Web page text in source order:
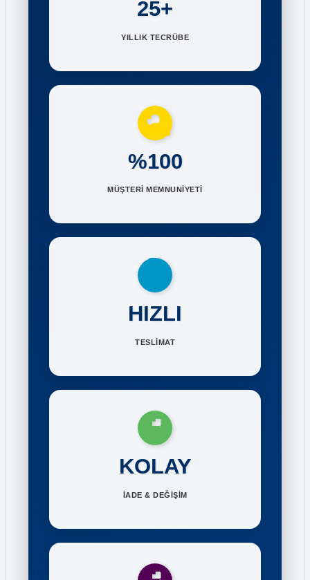
25+
YILLIK TECRÜBE
%100
MÜŞTERİ MEMNUNİYETİ
HIZLI
TESLİMAT
KOLAY
İADE & DEĞİŞİM